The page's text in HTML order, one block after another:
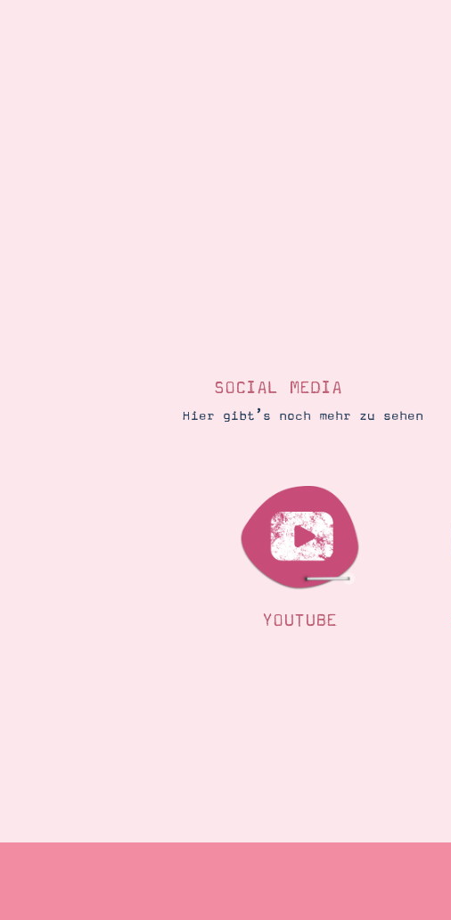
SOCIAL MEDIA
Hier gibt’s noch mehr zu sehen
YOUTUBE